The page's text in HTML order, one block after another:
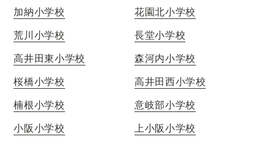
加納小学校
花園北小学校
荒川小学校
長堂小学校
高井田東小学校
森河内小学校
桜橋小学校
高井田西小学校
楠根小学校
意岐部小学校
小阪小学校
上小阪小学校